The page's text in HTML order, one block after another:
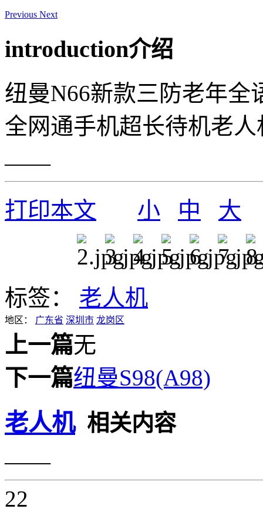
Previous Next
introduction介绍
纽曼N66新款三防老年全
全网通手机超长待机老
——
打印本文
小 中 大
标签： 老人机
地区： 广东省 深圳市 龙岗区
上一篇无
下一篇纽曼S98(A98)
老人机 相关内容
——
22